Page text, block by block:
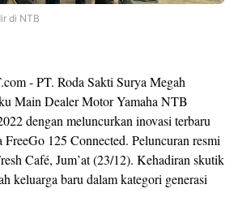
di NTB
- PT. Roda Sakti Surya Megah
Main Dealer Motor Yamaha NTB
dengan meluncurkan inovasi terbaru
FreeGo 125 Connected. Peluncuran resmi
Café, Jum’at (23/12). Kehadiran skutik
keluarga baru dalam kategori generasi